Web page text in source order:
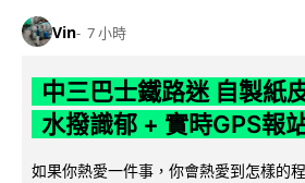
Vin 7 小時
中三巴士鐵路迷 自製紙
水撥識郁 + 實時GPS報
如果你熱愛一件事，你會熱愛到怎樣的